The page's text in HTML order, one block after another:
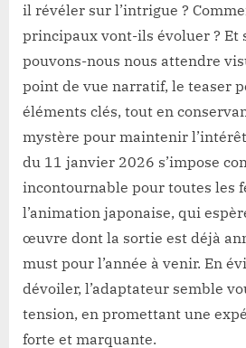
il révéler sur l’intrigue ?
principaux vont-ils évoluer ? Et
pouvons-nous nous attendre
point de vue narratif, le teaser
éléments clés, tout en
mystère pour maintenir
du 11 janvier 2026 s’impose
incontournable pour toutes les
l’animation japonaise, qui
œuvre dont la sortie est déjà
must pour l’année à venir. En
dévoiler, l’adaptateur semble
tension, en promettant une
forte et marquante.